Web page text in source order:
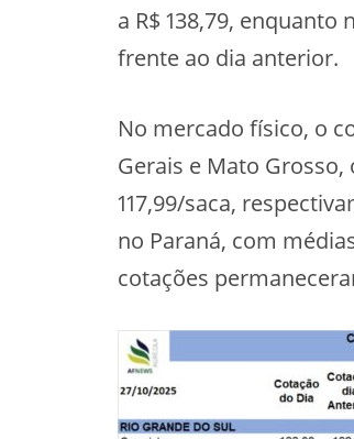
a R$ 138,79, enquanto
frente ao dia anterior.
No mercado físico, o
Gerais e Mato Grosso,
117,99/saca,
no Paraná, com
cotações